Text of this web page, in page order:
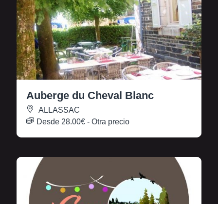
Auberge du Cheval Blanc
ALLASSAC
Desde 28.00€ - Otra precio